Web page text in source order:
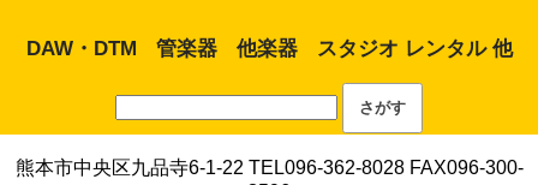
DAW・DTM 管楽器 他楽器 スタジオ レンタル 他
熊本市中央区九品寺6-1-22 TEL096-362-8028 FAX096-300-